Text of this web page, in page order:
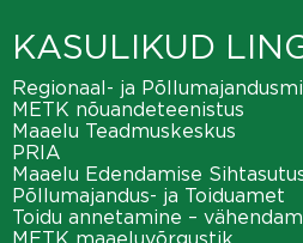
KASULIKUD
Regionaal- ja
METK nõuandeteenistus
Maaelu Teadmuskeskus
PRIA
Maaelu Edendamise
Põllumajandus- ja Toiduamet
Toidu annetamine –
METK maaeluvõrgustik